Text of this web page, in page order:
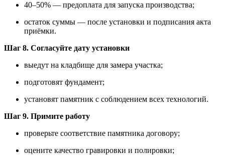
40–50% — предоплата для запуска производства;
остаток суммы — после установки и подписания акта
приёмки.
Шаг 8. Согласуйте дату установки
выедут на кладбище для замера участка;
подготовят фундамент;
установят памятник с соблюдением всех технологий.
Шаг 9. Примите работу
проверьте соответствие памятника договору;
оцените качество гравировки и полировки;